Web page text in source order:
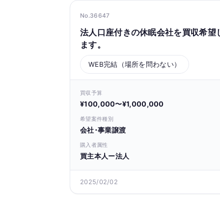
No.36647
法人口座付きの休眠会社を買収希望
ます。
WEB完結（場所を問わない）
買収予算
¥100,000〜¥1,000,000
希望案件種別
会社･事業譲渡
購入者属性
買主本人ー法人
2025/02/02